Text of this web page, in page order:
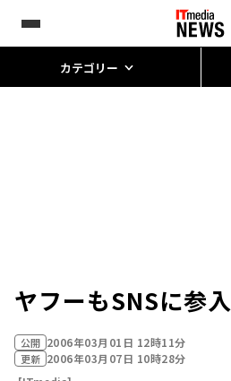
カテゴリー
ヤフーもSNSに参入
公開 2006年03月01日 12時11分
更新 2006年03月07日 10時28分